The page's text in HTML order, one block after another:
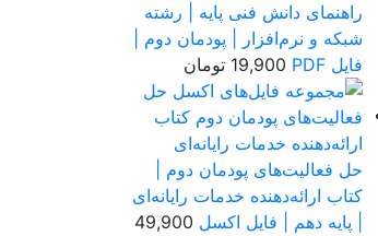
راهنمای دانش فنی پایه | رشته
شبکه و نرم‌افزار | پودمان دوم |
فایل PDF
19,900 تومان
حل فعالیت‌های پودمان دوم |
کتاب ارائه‌دهنده خدمات رایانه‌ای
| پایه دهم | فایل اکسل 49,900